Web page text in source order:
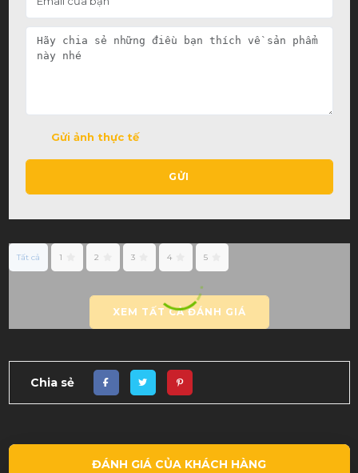
Gửi ảnh thực tế
GỬI
Tất cả 1 2 3 4 5
XEM TẤT CẢ ĐÁNH GIÁ
Chia sẻ
ĐÁNH GIÁ CỦA KHÁCH HÀNG